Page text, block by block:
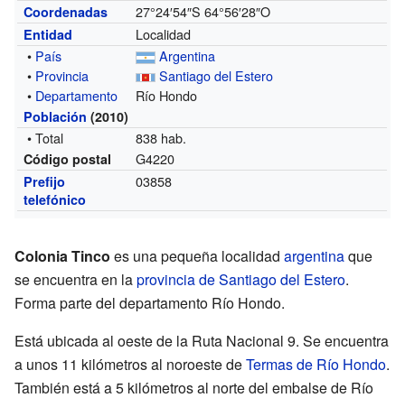
Coordenadas 27°24′54″S 64°56′28″O
Entidad
Localidad
• País
Argentina
• Provincia
Santiago del Estero
• Departamento Río Hondo
Población (2010)
• Total 838 hab.
Código postal G4220
Prefijo
telefónico
03858
Colonia Tinco es una pequeña localidad argentinaque
se encuentra en laprovincia de Santiago del Estero.
Forma parte del departamento Río Hondo.
Está ubicada al oeste de la Ruta Nacional 9. Se encuentra
a unos 11 kilómetros al noroeste deTermas de Río Hondo.
También está a 5 kilómetros al norte del embalse de Río